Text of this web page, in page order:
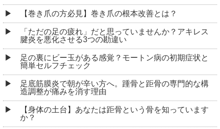
【巻き爪の方必見】巻き爪の根本改善とは？
「ただの足の疲れ」だと思っていませんか？アキレス
腱炎を悪化させる3つの勘違い
足の裏にビー玉がある感覚？モートン病の初期症状と
簡単セルフチェック
足底筋膜炎で朝が辛い方へ。踵骨と距骨の専門的な構
造調整が痛みを消す理由
【身体の土台】あなたは距骨という骨を知っています
か？